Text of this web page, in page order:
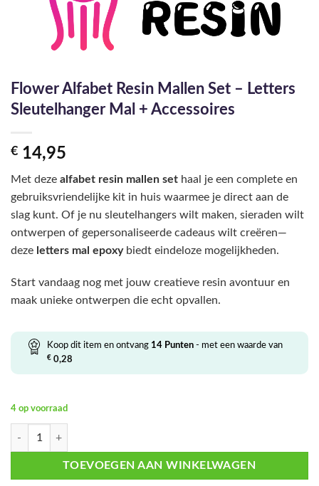
Flower Alfabet Resin Mallen Set – Letters
Sleutelhanger Mal + Accessoires
€ 14,95
Met deze alfabet resin mallen set haal je een complete en
gebruiksvriendelijke kit in huis waarmee je direct aan de
slag kunt. Of je nu sleutelhangers wilt maken, sieraden wilt
ontwerpen of gepersonaliseerde cadeaus wilt creëren—
deze letters mal epoxybiedt eindeloze mogelijkheden.
Start vandaag nog met jouw creatieve resin avontuur en
maak unieke ontwerpen die echt opvallen.
Koop dit item en ontvang 14 Punten - met een waarde van
€ 0,28
4 op voorraad
Flower Alfabet Resin Mallen Set – Letters Sleutelhanger Mal +
TOEVOEGEN AAN WINKELWAGEN